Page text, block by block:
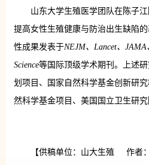
山东大学生殖医学团队在陈子
提高女性生殖健康与防治出生缺陷
性成果发表于NEJM、Lancet、JAMA
Science等国际顶级学术期刊。上述
划项目、国家自然科学基金创新研
然科学基金项目、美国国立卫生研究
【供稿单位：山大生殖 作者